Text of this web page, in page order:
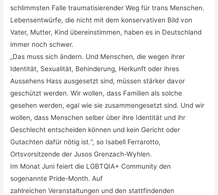
schlimmsten Falle traumatisierender Weg für trans Menschen.
Lebensentwürfe, die nicht mit dem konservativen Bild von
Vater, Mutter, Kind übereinstimmen, haben es in Deutschland
immer noch schwer.
„Das muss sich ändern. Und Menschen, die wegen ihrer
Identität, Sexualität, Behinderung, Herkunft oder ihres
Aussehens Hass ausgesetzt sind, müssen stärker davor
geschützt werden. Wir wollen, dass Familien als solche
gesehen werden, egal wie sie zusammengesetzt sind. Und wir
wollen, dass Menschen selber über ihre Identität und ihr
Geschlecht entscheiden können und kein Gericht oder
Gutachten dafür nötig ist.“, so Isabell Ferrarotto,
Ortsvorsitzende der Jusos Grenzach-Wyhlen.
Im Monat Juni feiert die LGBTQIA+ Community den
sogenannte Pride-Month. Auf
zahlreichen Veranstaltungen und den stattfindenden